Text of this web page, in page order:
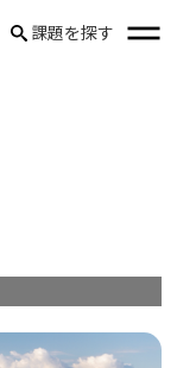
課題を探す